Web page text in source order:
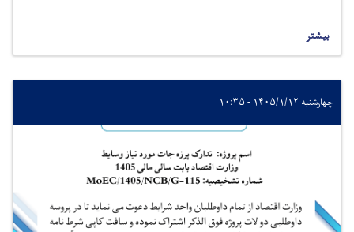
بیشتر
چهارشنبه ۱۴۰۵/۱/۱۲ - ۱۰:۳۵